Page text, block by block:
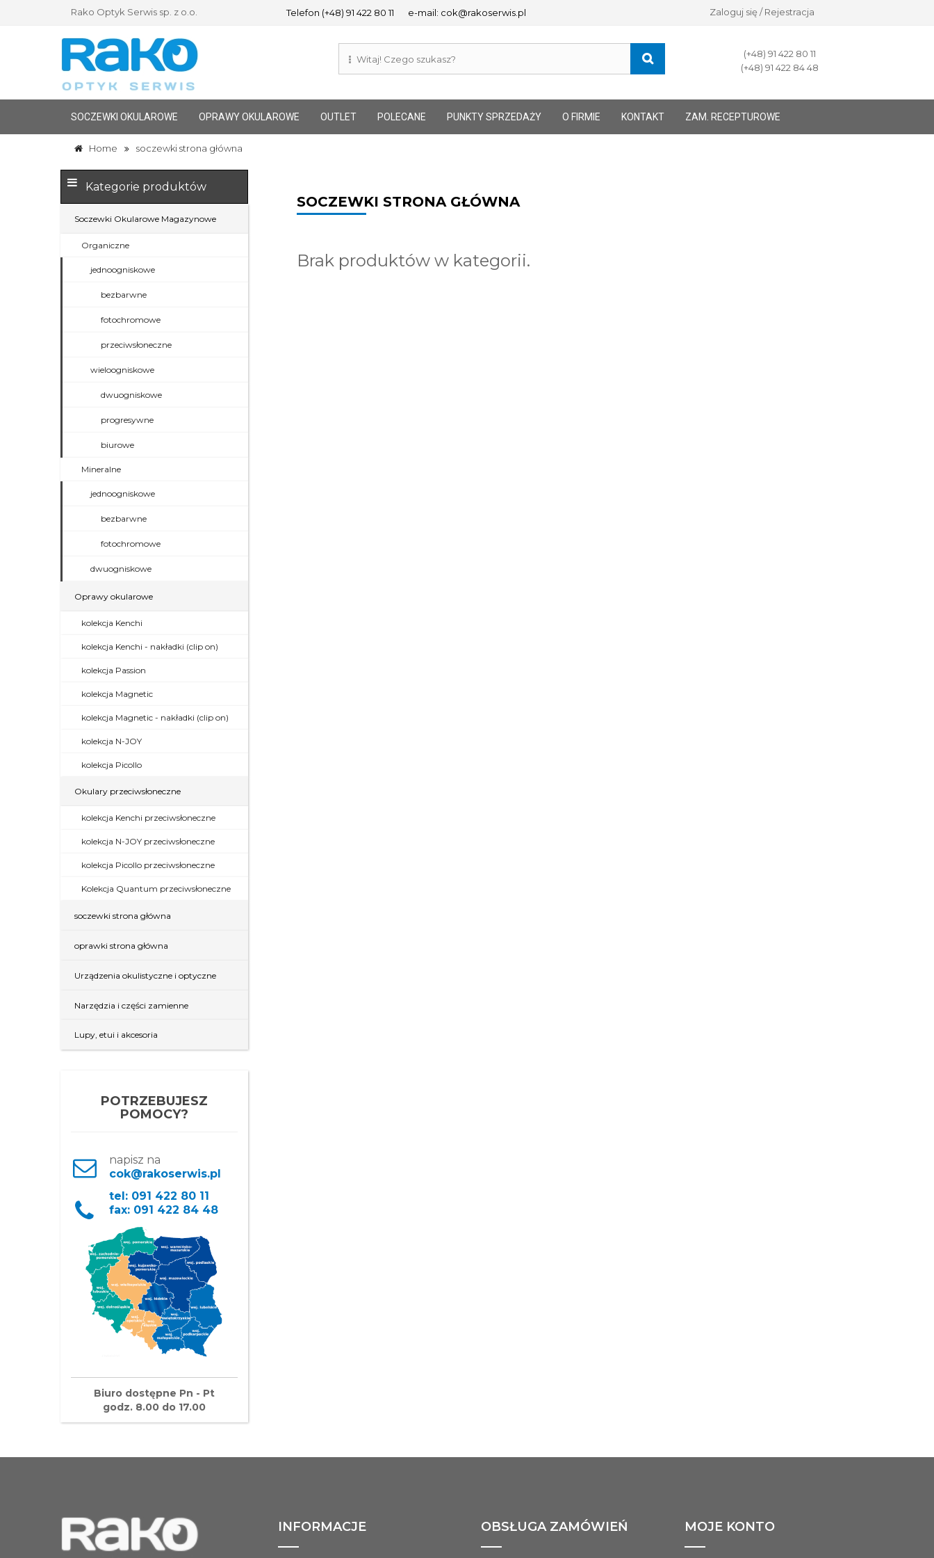
Rako Optyk Serwis sp. z o.o. Telefon (+48) 91 422 80 11 e-mail: cok@rakoserwis.pl Zaloguj się / Rejestracja
(+48) 91 422 80 11
(+48) 91 422 84 48
SOCZEWKI OKULAROWE OPRAWY OKULAROWE OUTLET POLECANE PUNKTY SPRZEDAŻY O FIRMIE KONTAKT ZAM. RECEPTUROWE
Home soczewki strona główna
Kategorie produktów
Soczewki Okularowe Magazynowe
Organiczne
jednoogniskowe
bezbarwne
fotochromowe
przeciwsłoneczne
wieloogniskowe
dwuogniskowe
progresywne
biurowe
Mineralne
jednoogniskowe
bezbarwne
fotochromowe
dwuogniskowe
Oprawy okularowe
kolekcja Kenchi
kolekcja Kenchi - nakładki (clip on)
kolekcja Passion
kolekcja Magnetic
kolekcja Magnetic - nakładki (clip on)
kolekcja N-JOY
kolekcja Picollo
Okulary przeciwsłoneczne
kolekcja Kenchi przeciwsłoneczne
kolekcja N-JOY przeciwsłoneczne
kolekcja Picollo przeciwsłoneczne
Kolekcja Quantum przeciwsłoneczne
soczewki strona główna
oprawki strona główna
Urządzenia okulistyczne i optyczne
Narzędzia i części zamienne
Lupy, etui i akcesoria
POTRZEBUJESZ
POMOCY?
napisz na
cok@rakoserwis.pl
tel: 091 422 80 11
fax: 091 422 84 48
Biuro dostępne Pn - Pt
godz. 8.00 do 17.00
SOCZEWKI STRONA GŁÓWNA
Brak produktów w kategorii.
INFORMACJE OBSŁUGA ZAMÓWIEŃ MOJE KONTO